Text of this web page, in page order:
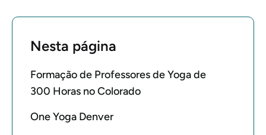
Nesta página
Formação de Professores de Yoga de
300 Horas no Colorado
One Yoga Denver